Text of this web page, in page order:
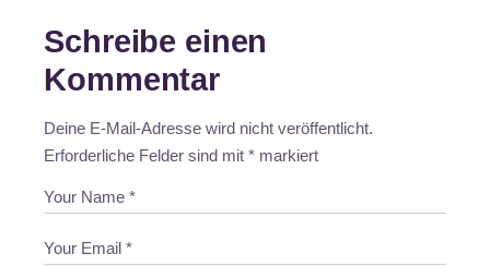
Schreibe einen
Kommentar
Deine E-Mail-Adresse wird nicht veröffentlicht.
Erforderliche Felder sind mit* markiert